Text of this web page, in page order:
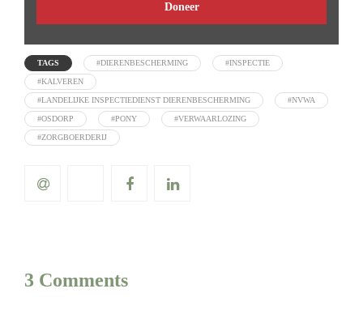
Doneer
TAGS #DIERENBESCHERMING #INSPECTIE
#KALVEREN
#LANDELIJKE INSPECTIEDIENST DIERENBESCHERMING #NVWA
#OSDORP #PONY #VERWAARLOZING
#ZORGBOERDERIJ
3 Comments